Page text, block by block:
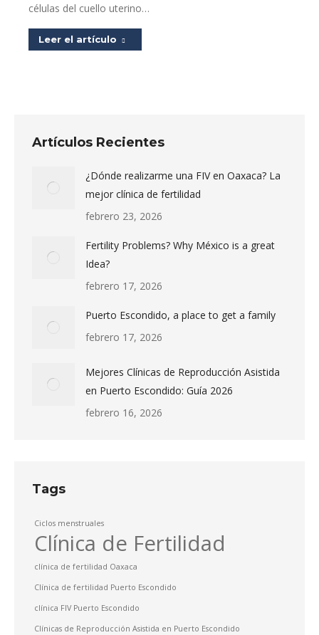
células del cuello uterino…
Leer el artículo
Artículos Recientes
¿Dónde realizarme una FIV en Oaxaca? La
mejor clínica de fertilidad
febrero 23, 2026
Fertility Problems? Why México is a great
Idea?
febrero 17, 2026
Puerto Escondido, a place to get a family
febrero 17, 2026
Mejores Clínicas de Reproducción Asistida
en Puerto Escondido: Guía 2026
febrero 16, 2026
Tags
Ciclos menstruales
Clínica de Fertilidad
clínica de fertilidad Oaxaca
Clínica de fertilidad Puerto Escondido
clínica FIV Puerto Escondido
Clínicas de Reproducción Asistida en Puerto Escondido